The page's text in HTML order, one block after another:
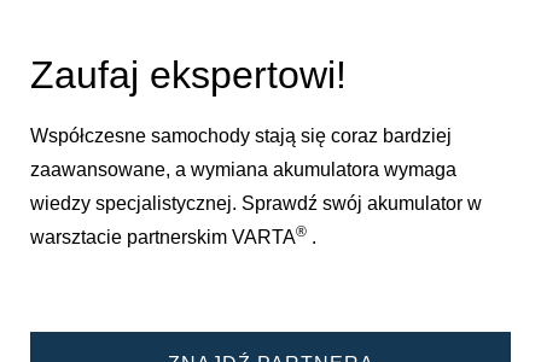
Zaufaj ekspertowi!
Współczesne samochody stają się coraz bardziej
zaawansowane, a wymiana akumulatora wymaga
wiedzy specjalistycznej. Sprawdź swój akumulator w
warsztacie partnerskim VARTA® .